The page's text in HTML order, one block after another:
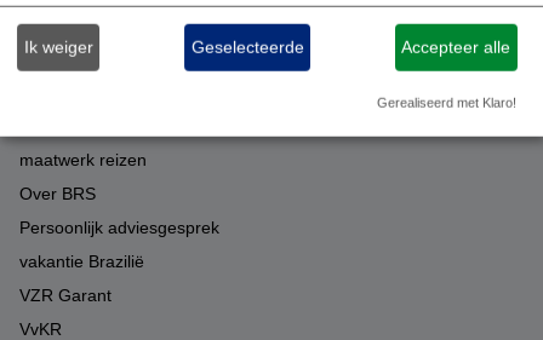
Reisinformatie
maatwerk reizen
Over BRS
Persoonlijk adviesgesprek
vakantie Brazilië
VZR Garant
VvKR
Ik weiger Geselecteerde Accepteer alle
Gerealiseerd met Klaro!